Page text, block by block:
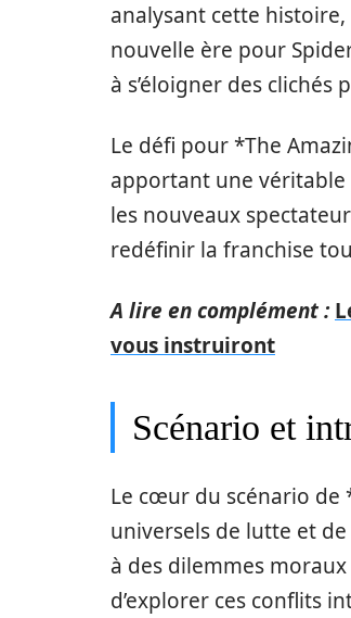
analysant cette
nouvelle ère pour
à s’éloigner des
Le défi pour *The
apportant une
les nouveaux
redéfinir la franchise
A lire en complément :
vous instruiront
Scénario et
Le cœur du scénario de
universels de lutte et
à des dilemmes
d’explorer ces conflits